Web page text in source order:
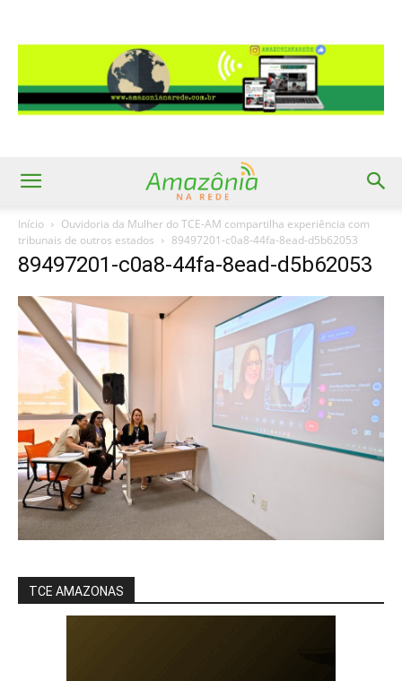
Início
Ouvidoria da Mulher do TCE-AM compartilha experiência com
tribunais de outros estados
89497201-c0a8-44fa-8ead-d5b62053
89497201-c0a8-44fa-8ead-d5b62053
TCE AMAZONAS